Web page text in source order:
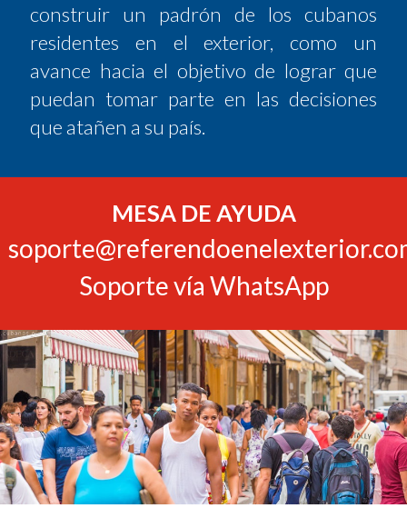
construir un padrón de los cubanos
residentes en el exterior, como un
avance hacia el objetivo de lograr que
puedan tomar parte en las decisiones
que atañen a su país.
MESA DE AYUDA
Soporte vía WhatsApp